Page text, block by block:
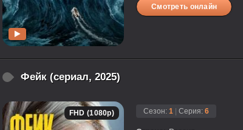
Смотреть онлайн
Фейк (сериал, 2025)
FHD (1080p) Сезон: 1 Серия: 6